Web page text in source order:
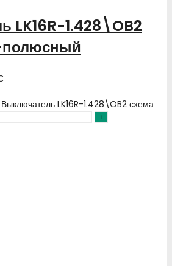
LK16R-1.428\OB2
полюсный
Выключатель LK16R-1.428\OB2 схема